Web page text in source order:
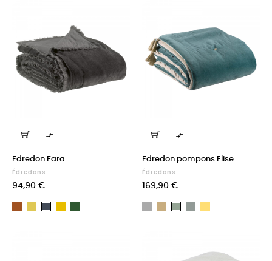

Edredon Fara
Édredons
Prix
94,90 €

Edredon pompons Elise
Édredons
Prix
169,90 €